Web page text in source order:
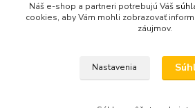
info@karavanpoint.sk
Náš e-shop a partneri potrebujú Váš
cookies, aby Vám mohli zobrazovať
záujmov.
Nastavenia